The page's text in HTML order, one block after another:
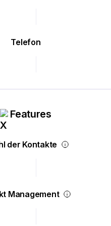
Telefon
Features
der Kontakte
Management